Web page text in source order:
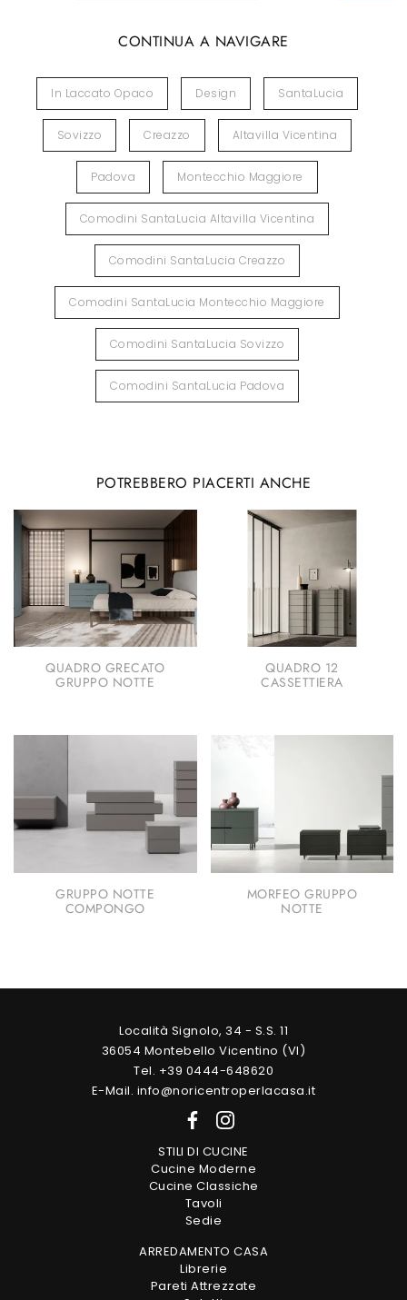
CONTINUA A NAVIGARE
In Laccato Opaco Design SantaLucia
Sovizzo Creazzo Altavilla Vicentina
Padova Montecchio Maggiore
Comodini SantaLucia Altavilla Vicentina
Comodini SantaLucia Creazzo
Comodini SantaLucia Montecchio Maggiore
Comodini SantaLucia Sovizzo
Comodini SantaLucia Padova
POTREBBERO PIACERTI ANCHE
QUADRO GRECATO
GRUPPO NOTTE
QUADRO 12
CASSETTIERA
GRUPPO NOTTE
COMPONGO
MORFEO GRUPPO
NOTTE
Località Signolo, 34 - S.S. 11
36054 Montebello Vicentino (VI)
Tel. +39 0444-648620
E-Mail. info@noricentroperlacasa.it
STILI DI CUCINE
Cucine Moderne
Cucine Classiche
Tavoli
Sedie
ARREDAMENTO CASA
Librerie
Pareti Attrezzate